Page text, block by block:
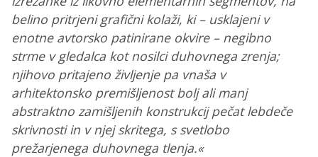
belino pritrjeni grafični kolaži, ki – usklajeni v
enotne avtorsko patinirane okvire – negibno
strme v gledalca kot nosilci duhovnega zrenja;
njihovo pritajeno življenje pa vnaša v
arhitektonsko premišljenost bolj ali manj
abstraktno zamišljenih konstrukcij pečat lebdeče
skrivnosti in v njej skritega, s svetlobo
prežarjenega duhovnega tlenja.«